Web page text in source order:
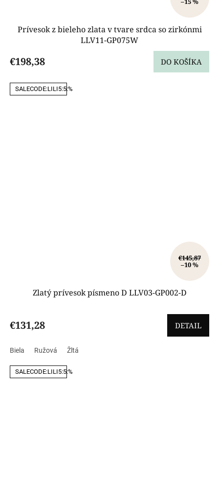
Prívesok z bieleho zlata v tvare srdca so zirkónmi
LLV11-GP075W
€198,38 DO KOŠÍKA
SALECODE:LILI5:5:%
€145,87
–10 %
Zlatý prívesok písmeno D LLV03-GP002-D
€131,28 DETAIL
Biela Ružová Žltá
SALECODE:LILI5:5:%